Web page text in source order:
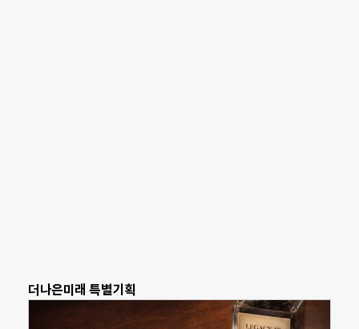
더나은미래 특별기획